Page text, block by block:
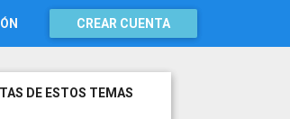
CREAR CUENTA
DE ESTOS TEMAS